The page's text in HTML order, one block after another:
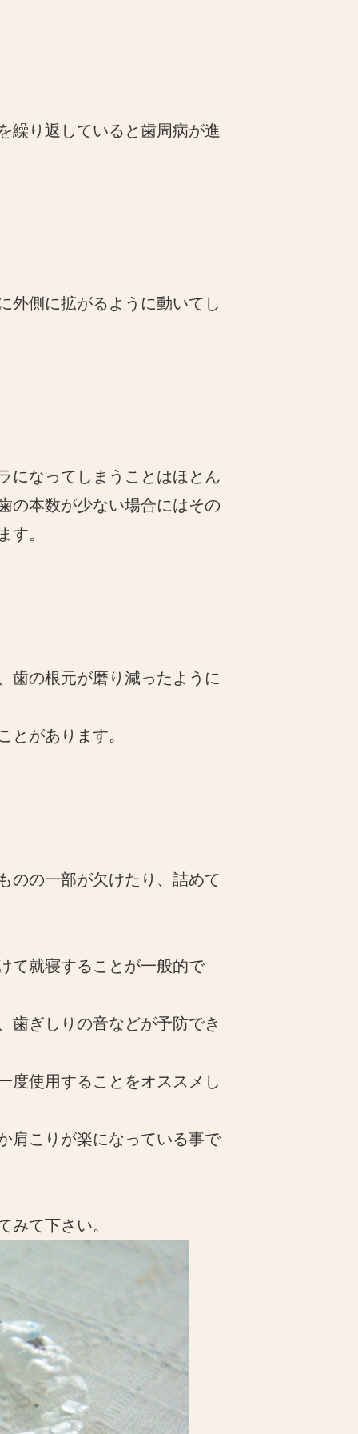
繰り返していると歯周病が進
外側に拡がるように動いてし
になってしまうことはほとん
の本数が少ない場合にはその
す。
歯の根元が磨り減ったように
とがあります。
のの一部が欠けたり、詰めて
て就寝することが一般的で
歯ぎしりの音などが予防でき
度使用することをオススメし
肩こりが楽になっている事で
みて下さい。